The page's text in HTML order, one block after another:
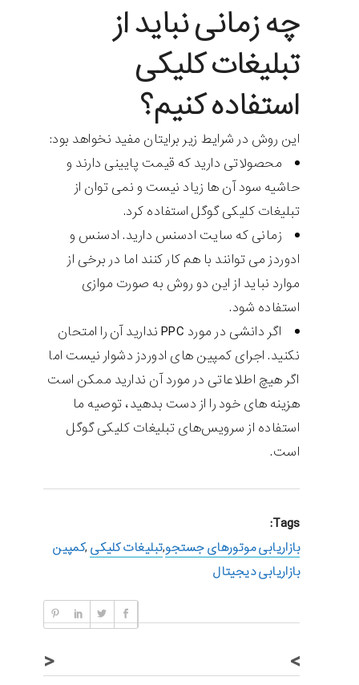
چه زمانی نباید از
تبلیغات کلیکی
استفاده کنیم؟
این روش در شرایط زیر برایتان مفید نخواهد بود:
محصولاتی دارید که قیمت پایینی دارند و
حاشیه سود آن ها زیاد نیست و نمی توان از
تبلیغات کلیکی گوگل استفاده کرد.
زمانی که سایت ادسنس دارید. ادسنس و
ادوردز می توانند با هم کار کنند اما در برخی از
موارد نباید از این دو روش به صورت موازی
استفاده شود.
اگر دانشی در مورد PPC ندارید آن را امتحان
نکنید. اجرای کمپین های ادوردز دشوار نیست اما
اگر هیچ اطلاعاتی در مورد آن ندارید ممکن است
هزینه های خود را از دست بدهید، توصیه ما
استفاده از سرویس‌های تبلیغات کلیکی گوگل
است.
Tags:
بازاریابی موتورهای جستجو,تبلیغات کلیکی ,کمپین‌
بازاریابی دیجیتال
< >